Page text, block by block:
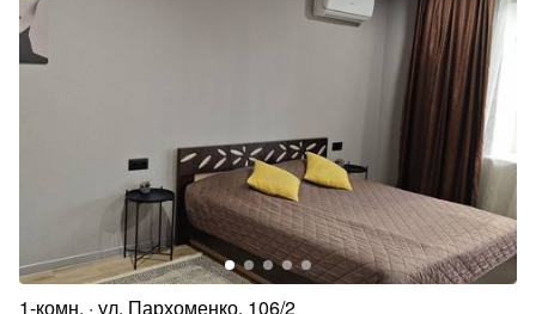
1-комн. ул. Пархоменко, 106/2